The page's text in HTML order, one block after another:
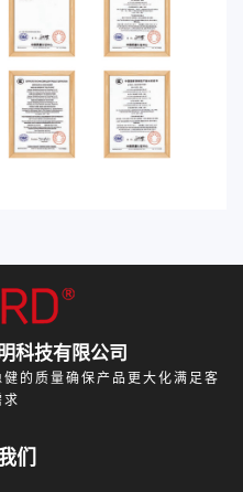
科技有限公司
的质量确保产品更大化满足客
求
们